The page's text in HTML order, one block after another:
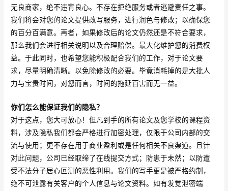
无良商家，绝不违背良心。不存在拒绝服务或者逃避责任之事。
我们将会对您的论文提供改写服务，进行润色与修改；以确保您
的百分百满意。再者，如果修改后的论文仍然还是不符合要求，
那么我们会进行相关说明以及合理赔偿。最大化维护您的消费权
益。于此同时，也希望您能积极配合我们的工作，对于论文要
求，尽量明确清晰。以免除修改的必要。毕竟消耗掉的是大批人
力与宝贵时间，对您而言，时间的拖延百害而无一益。
你们怎么能保证我们的隐私？
对于这点，您大可放心！但凡到手的所有论文及您学校的课程资
料，涉及隐私我们都会严格进行加密处理，仅限于公司内部的交
流与使用；更不存在用于商业盈利或是任何相关不良渠道。且针
对此问题，公司已经取缔了在线提交方式；防患于未然；以防遭
受不法分子居心叵测的恶性利用。我们的写手更是被严格约制，
绝不可泄露有关客户的个人信息与论文资料。如有发觉泄密端